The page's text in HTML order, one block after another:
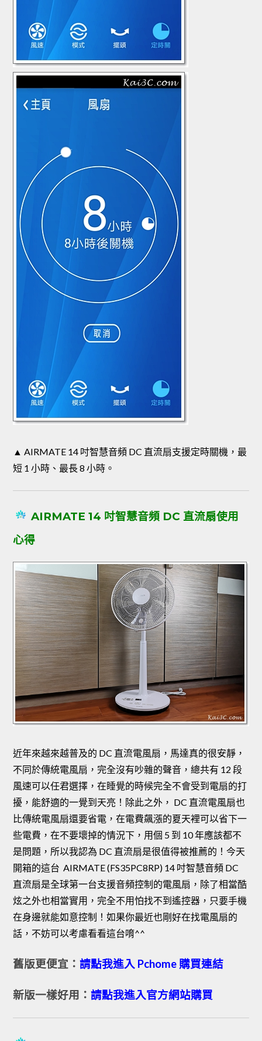
▲ AIRMATE 14 吋智慧音頻 DC 直流扇支援定時關機，最
短 1 小時、最長 8 小時。
AIRMATE 14 吋智慧音頻 DC 直流扇使用
心得
近年來越來越普及的 DC 直流電風扇，馬達真的很安靜，
不同於傳統電風扇，完全沒有吵雜的聲音，總共有 12 段
風速可以任君選擇，在睡覺的時候完全不會受到電扇的打
擾，能舒適的一覺到天亮！除此之外， DC 直流電風扇也
比傳統電風扇還要省電，在電費飆漲的夏天裡可以省下一
些電費，在不要壞掉的情況下，用個 5 到 10 年應該都不
是問題，所以我認為 DC 直流扇是很值得被推薦的！今天
開箱的這台 AIRMATE (FS35PC8RP) 14 吋智慧音頻 DC
直流扇是全球第一台支援音頻控制的電風扇，除了相當酷
炫之外也相當實用，完全不用怕找不到遙控器，只要手機
在身邊就能如意控制！如果你最近也剛好在找電風扇的
話，不妨可以考慮看看這台唷^^
舊版更便宜： 請點我進入 Pchome 購買連結
新版一樣好用： 請點我進入官方網站購買